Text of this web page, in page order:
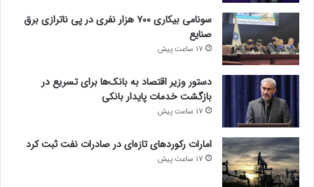
سونامی بیکاری ۷۰۰ هزار نفری در پی ناترازی برق
صنایع
17 ساعت پیش
دستور وزیر اقتصاد به بانک‌ها برای تسریع در
بازگشت خدمات پایدار بانکی
17 ساعت پیش
امارات رکورد‌های تازه‌ای در صادرات نفت ثبت کرد
17 ساعت پیش